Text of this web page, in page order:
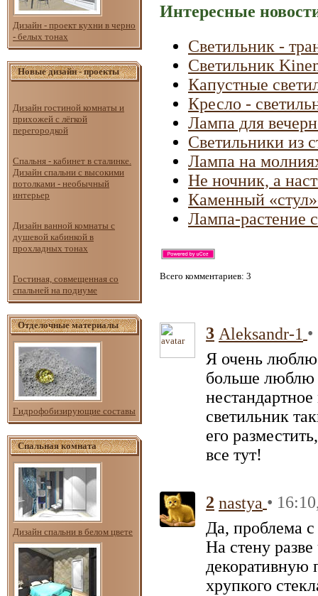
Дизайн - проект кухни в черно
- белых тонах
Новые дизайн - проекты
Дизайн гостиной комнаты и
прихожей с лёгкой
перегородкой
Спальня - кабинет в сталинке.
Дизайн спальни с высокими
потолками - необычный
интерьер
Дизайн ванной комнаты с
душевой кабинкой в
прохладных тонах
Гостиная, совмещенная со
спальней на подиуме
Отделочные материалы
Гидрофобизирующие составы
Спальная комната
Дизайн спальни в белом цвете
Интересные
Светильник -
Светильник
Капустные
Кресло -
Лампа для
Светильники из
Лампа на
Не ночник, а
Каменный
Лампа-растение
Всего комментариев: 3
3 Aleksandr-1
Я очень люблю
больше люблю
светильник
его
все тут!
2 nastya •
Да, проблема
На стену
декоративную
хрупкого